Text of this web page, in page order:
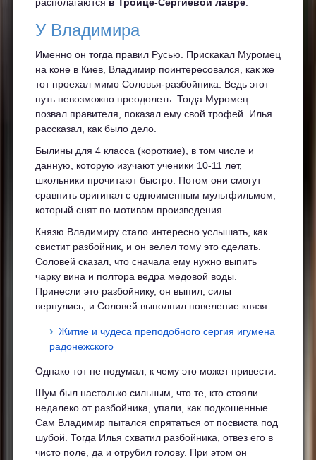
У Владимира
Именно он тогда правил Русью. Прискакал Муромец
на коне в Киев, Владимир поинтересовался, как же
тот проехал мимо Соловья-разбойника. Ведь этот
путь невозможно преодолеть. Тогда Муромец
позвал правителя, показал ему свой трофей. Илья
рассказал, как было дело.
Былины для 4 класса (короткие), в том числе и
данную, которую изучают ученики 10-11 лет,
школьники прочитают быстро. Потом они смогут
сравнить оригинал с одноименным мультфильмом,
который снят по мотивам произведения.
Князю Владимиру стало интересно услышать, как
свистит разбойник, и он велел тому это сделать.
Соловей сказал, что сначала ему нужно выпить
чарку вина и полтора ведра медовой воды.
Принесли это разбойнику, он выпил, силы
вернулись, и Соловей выполнил повеление князя.
Житие и чудеса преподобного сергия игумена
радонежского
Однако тот не подумал, к чему это может привести.
Шум был настолько сильным, что те, кто стояли
недалеко от разбойника, упали, как подкошенные.
Сам Владимир пытался спрятаться от посвиста под
шубой. Тогда Илья схватил разбойника, отвез его в
чисто поле, да и отрубил голову. При этом он